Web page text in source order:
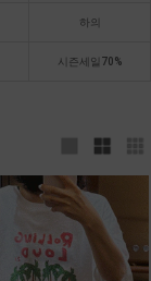
하의
시즌세일70%